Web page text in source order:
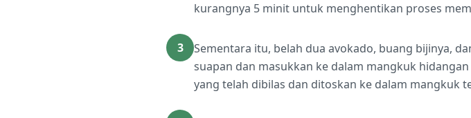
kurangnya 5 minit untuk menghentikan proses
3
Sementara itu, belah dua avokado, buang bijinya,
suapan dan masukkan ke dalam mangkuk
yang telah dibilas dan ditoskan ke dalam mangkuk